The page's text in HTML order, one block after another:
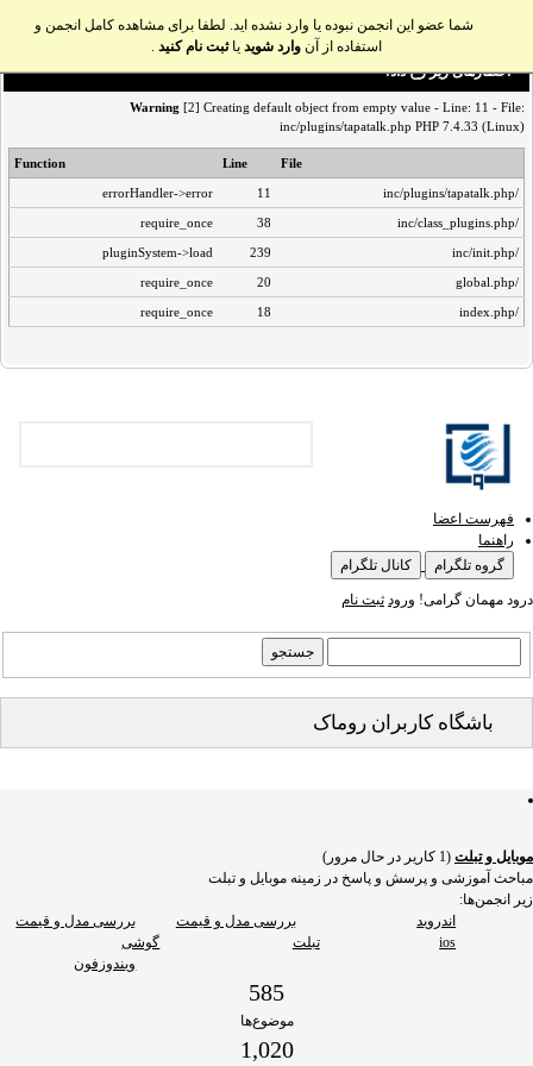
شما عضو این انجمن نبوده یا وارد نشده اید. لطفا برای مشاهده کامل انجمن و
استفاده از آن وارد شوید یاثبت نام کنید .
اخطار‌های زیر رخ داد:
Warning [2] Creating default object from empty value - Line: 11 - File:
inc/plugins/tapatalk.php PHP 7.4.33 (Linux)
File
Line
Function
/inc/plugins/tapatalk.php
11
errorHandler->error
/inc/class_plugins.php
38
require_once
/inc/init.php
239
pluginSystem->load
/global.php
20
require_once
/index.php
18
require_once
فهرست اعضا
راهنما
گروه تلگرام
کانال تلگرام
درود مهمان گرامی! ورود ثبت نام
باشگاه کاربران روماک
موبایل و تبلت (1 کاریر در حال مرور)
مباحث آموزشی و پرسش و پاسخ در زمینه موبایل و تبلت
زیر انجمن‌ها:
بررسی مدل و قیمت
گوشی
بررسی مدل و قیمت
تبلت
اندروید
ios
ویندوزفون
585
موضوع‌ها
1,020